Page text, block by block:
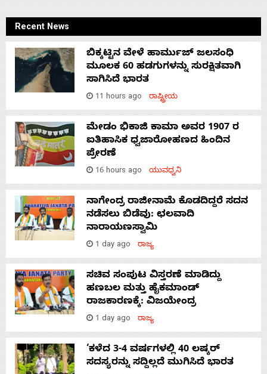
Recent News
ಬಿಕ್ಕಟ್ಟಿನ ವೇಳೆ ಹಾರ್ಮುಜ್ ಜಲಸಂಧಿ
ಮೂಲಕ 60 ಹಡಗುಗಳನ್ನು ಸುರಕ್ಷಿತವಾಗಿ
ಸಾಗಿಸಿದೆ ಭಾರತ
11 hours ago ರಾಷ್ಟ್ರೀಯ
ಮೇಡಂ ಭಿಕಾಜಿ ಕಾಮಾ ಅವರ 1907 ರ
ಐತಿಹಾಸಿಕ ಧ್ವಜಾರೋಹಣದ ಹಿಂದಿನ
ಪ್ರೇರಣೆ
16 hours ago ಯುವಧ್ವನಿ
ನಾಗೇಂದ್ರ ರಾಜೀನಾಮೆ ಕೊಡದಿದ್ದರೆ ಸದನ
ನಡೆಸಲು ಬಿಡೆವು: ಛಲವಾದಿ
ನಾರಾಯಣಸ್ವಾಮಿ
1 day ago ರಾಜ್ಯ
ಸಚಿವ ಸಂಪುಟ ವಿಸ್ತರಣೆ ಮಾಡಿದ್ದು
ಹಣಬಲ ಮತ್ತು ಹೈಕಮಾಂಡ್
ರಾಜಕಾರಣಕ್ಕೆ: ವಿಜಯೇಂದ್ರ
1 day ago ರಾಜ್ಯ
‘ಕಳೆದ 3-4 ವರ್ಷಗಳಲ್ಲಿ 40 ಲಷ್ಕರ್
ಸದಸ್ಯರನ್ನು ಸದ್ದಿಲ್ಲದೆ ಮುಗಿಸಿದೆ ಭಾರತ